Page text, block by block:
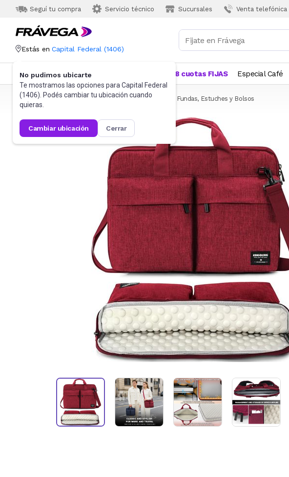
Seguí tu compra Servicio técnico Sucursales Venta telefónica
Estás en Capital Federal (1406)
No pudimos ubicarte
Te mostramos las opciones para Capital Federal
(1406). Podés cambiar tu ubicación cuando
quieras.
cambiar ubicación cerrar
Categorías Más Vendidos 18 cuotas FIJAS Especial Café
Frávega Informática Accesorios de Informática Fundas, Estuches y Bolsos